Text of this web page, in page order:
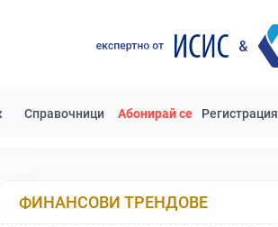
Справочници Абонирай се Регистрация
ФИНАНСОВИ ТРЕНДОВЕ